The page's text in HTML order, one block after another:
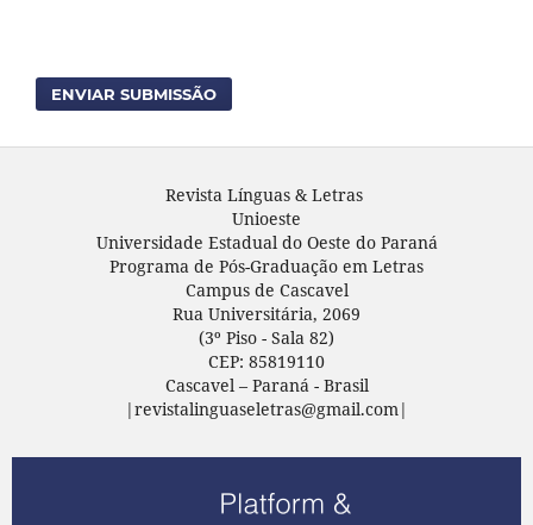
ENVIAR SUBMISSÃO
Revista Línguas & Letras
Unioeste
Universidade Estadual do Oeste do Paraná
Programa de Pós-Graduação em Letras
Campus de Cascavel
Rua Universitária, 2069
(3º Piso - Sala 82)
CEP: 85819110
Cascavel – Paraná - Brasil
|revistalinguaseletras@gmail.com|